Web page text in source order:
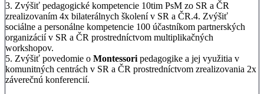
3. Zvýšiť pedagogické kompetencie 10tim PsM zo SR a ČR
zrealizovaním 4x bilaterálnych školení v SR a ČR.4. Zvýšiť
sociálne a personálne kompetencie 100 účastníkom partnerských
organizácií v SR a ČR prostredníctvom multiplikačných
workshopov.
5. Zvýšiť povedomie o Montessoripedagogike a jej využitia v
komunitných centrách v SR a ČR prostredníctvom zrealizovania 2x
záverečnú konferencií.